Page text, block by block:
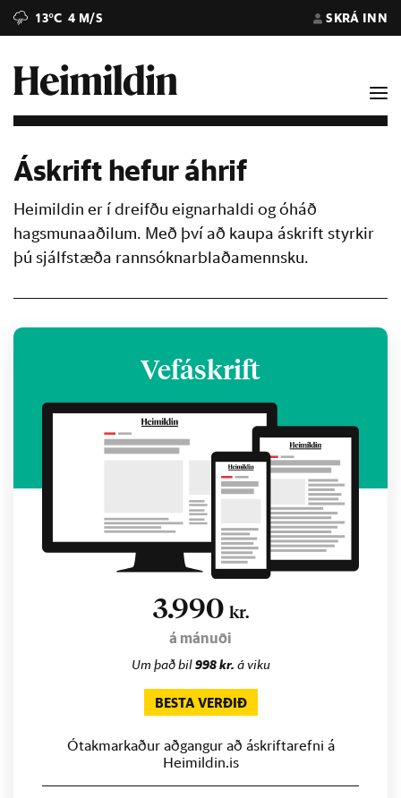
13°C 4 M/S SKRÁ INN
Áskrift hefur áhrif
Heimildin er í dreifðu eignarhaldi og óháð
hagsmunaaðilum. Með því að kaupa áskrift styrkir
þú sjálfstæða rannsóknarblaðamennsku.
Vefáskrift
3.990 kr.
á mánuði
Um það bil998 kr. á viku
BESTA VERÐIÐ
Ótakmarkaður aðgangur að áskriftarefni á
Heimildin.is